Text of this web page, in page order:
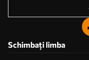
Schimbați limba